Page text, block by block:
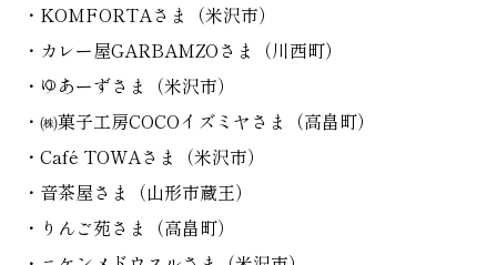
・KOMFORTAさま（米沢市）
・カレー屋GARBAMZOさま（川西町）
・ゆあーずさま（米沢市）
・㈱菓子工房COCOイズミヤさま（高畠町）
・Café TOWAさま（米沢市）
・音茶屋さま（山形市蔵王）
・りんご苑さま（高畠町）